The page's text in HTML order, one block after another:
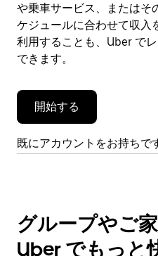
を
閉
じ
ま
す。
や乗車サービス、またはそ
ケジュールに合わせて収入
利用することも、Uber で
できます。
開始する
既にアカウントをお持ちで
グループやご
Uber でもっと